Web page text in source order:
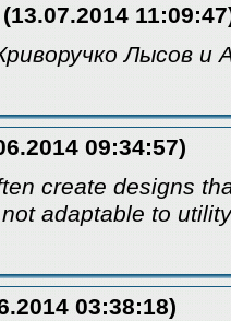
Лысов и
09:34:57)
create designs
adaptable to utility
03:38:18)